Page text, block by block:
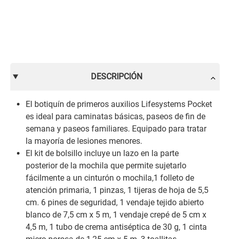
DESCRIPCIÓN
El botiquín de primeros auxilios Lifesystems Pocket
es ideal para caminatas básicas, paseos de fin de
semana y paseos familiares. Equipado para tratar
la mayoría de lesiones menores.
El kit de bolsillo incluye un lazo en la parte
posterior de la mochila que permite sujetarlo
fácilmente a un cinturón o mochila,1 folleto de
atención primaria, 1 pinzas, 1 tijeras de hoja de 5,5
cm. 6 pines de seguridad, 1 vendaje tejido abierto
blanco de 7,5 cm x 5 m, 1 vendaje crepé de 5 cm x
4,5 m, 1 tubo de crema antiséptica de 30 g, 1 cinta